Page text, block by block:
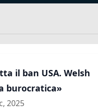
il ban USA. Welsh
burocratica»
2025